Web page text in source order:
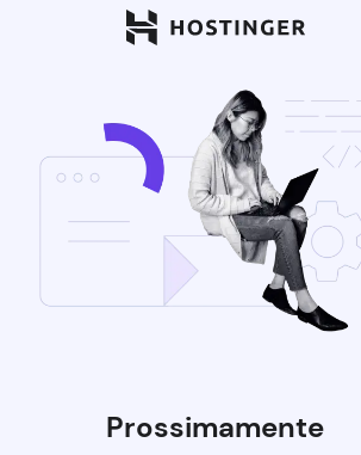
Prossimamente